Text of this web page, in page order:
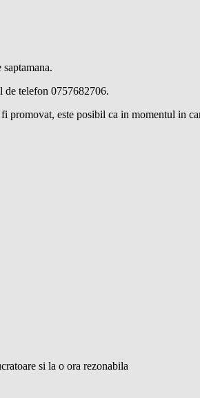
de telefon 0757682706.
promovat, este posibil ca in momentul in
si la o ora rezonabila